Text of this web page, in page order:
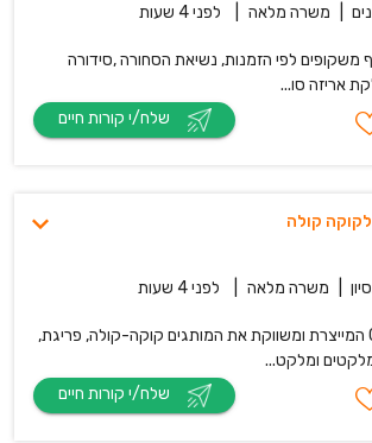
משרה מלאה לפני 4 שעות
משקופים לפי הזמנות, נשיאת הסחורה ,סידורה
אריזה סו...
קולה
משרה מלאה לפני 4 שעות
חברת CBC ISRAEL המייצרת ומשווקת את המותגים קוקה-קולה, פריגת,
ומלקט...